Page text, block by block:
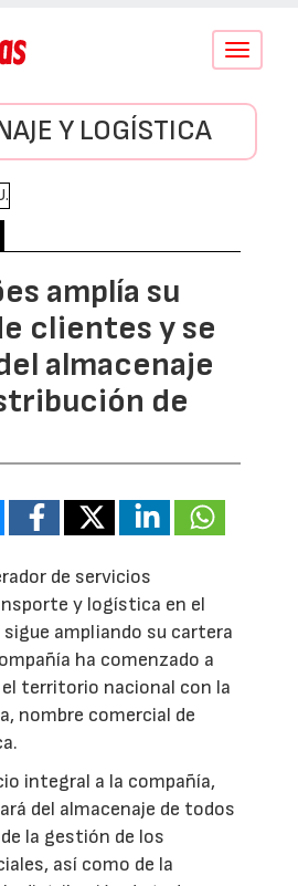
Conmutar
Y LOGÍSTICA
amplía su
clientes y se
almacenaje
de
de servicios
y logística en el
ampliando su cartera
ha comenzado a
territorio nacional con la
nombre comercial de
integral a la compañía,
del almacenaje de todos
la gestión de los
así como de la